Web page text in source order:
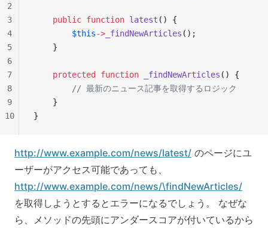
    public
function latest () {
        $this
-> _findNewArticles ();
    }
    protected
function _findNewArticles () {
        // 最新のニュース記事を取得するロジック
    }
}
2
3
4
5
6
7
8
9
10
http://www.example.com/news/latest/ のページにユ
ーザーがアクセス可能であっても、
http://www.example.com/news/\findNewArticles/
を取得しようとするとエラーになるでしょう。 なぜな
ら、メソッドの先頭にアンダースコアが付いているから